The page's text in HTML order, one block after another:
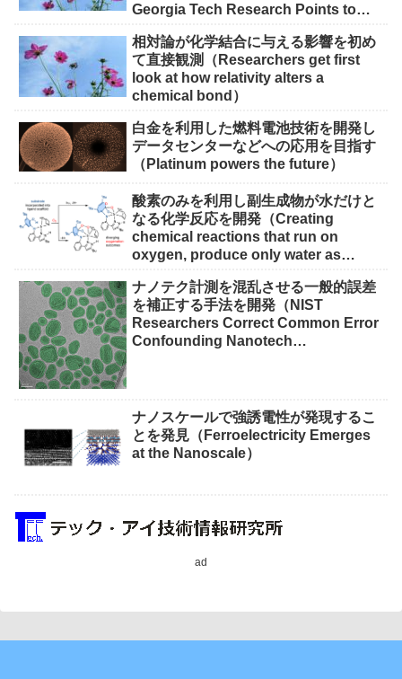
Georgia Tech Research Points to
相対論が化学結合に与える影響を初め
て直接観測（Researchers get first
look at how relativity alters a
chemical bond）
白金を利用した燃料電池技術を開発し
データセンターなどへの応用を目指す
（Platinum powers the future）
酸素のみを利用し副生成物が水だけと
なる化学反応を開発（Creating
chemical reactions that run on
oxygen, produce only water as
ナノテク計測を混乱させる一般的誤差
を補正する手法を開発（NIST
Researchers Correct Common Error
Confounding Nanotech
ナノスケールで強誘電性が発現するこ
とを発見（Ferroelectricity Emerges
at the Nanoscale）
ad